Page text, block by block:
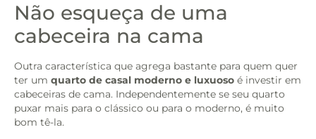
Não esqueça de uma
cabeceira na cama
Outra característica que agrega bastante para quem quer
ter um quarto de casal moderno e luxuoso é investir em
cabeceiras de cama. Independentemente se seu quarto
puxar mais para o clássico ou para o moderno, é muito
bom tê-la.